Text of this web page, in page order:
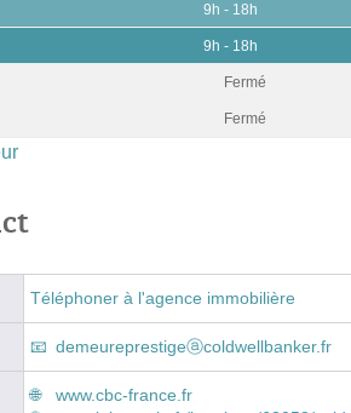
9h - 18h
9h - 18h
Fermé
Fermé
Téléphoner à l'agence immobilière
demeureprestigeⓐcoldwellbanker.fr
www.cbc-france.fr